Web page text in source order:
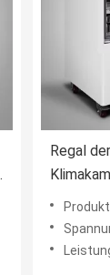
Regal
1000L